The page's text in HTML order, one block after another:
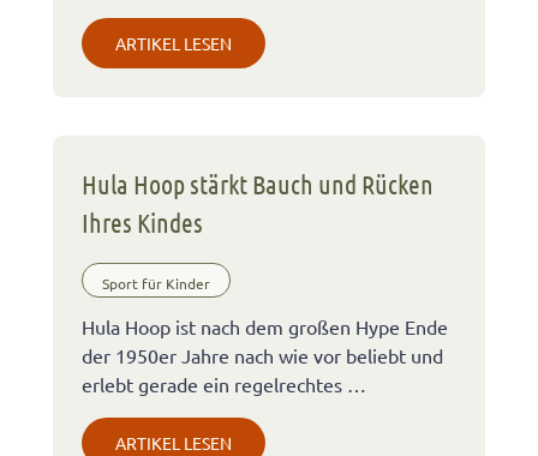
ARTIKEL LESEN
Hula Hoop stärkt Bauch und Rücken
Ihres Kindes
Sport für Kinder
Hula Hoop ist nach dem großen Hype Ende
der 1950er Jahre nach wie vor beliebt und
erlebt gerade ein regelrechtes …
ARTIKEL LESEN